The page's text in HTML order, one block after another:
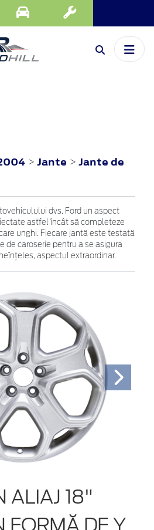
> Jante > Jante de
dvs. Ford un aspect
astfel încât să completeze
unghi. Fiecare jantă este testată
de caroserie pentru a se asigura
aspectul extraordinar.
ALIAJ 18"
FORMĂ DE Y